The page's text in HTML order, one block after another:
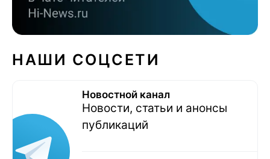
НАШИ СОЦСЕТИ
Новостной канал
Новости, статьи и анонсы
публикаций